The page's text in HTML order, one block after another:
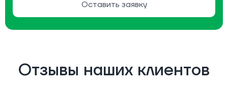
Оставить заявку
Отзывы наших клиентов